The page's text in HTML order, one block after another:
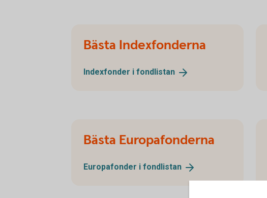
Bästa Indexfonderna
Indexfonder i fondlistan
Bästa Europafonderna
Europafonder i fondlistan